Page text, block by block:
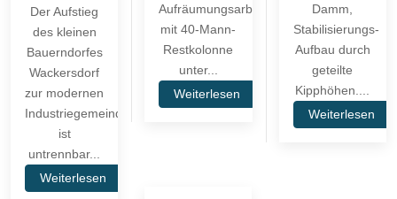
Der Aufstieg
des kleinen
Bauerndorfes
Wackersdorf
zur modernen
Industriegemeinde
ist
untrennbar...
Weiterlesen
Aufräumungsarbeiten
mit 40-Mann-
Restkolonne
unter...
Weiterlesen
Damm,
Stabilisierungs-
Aufbau durch
geteilte
Kipphöhen....
Weiterlesen